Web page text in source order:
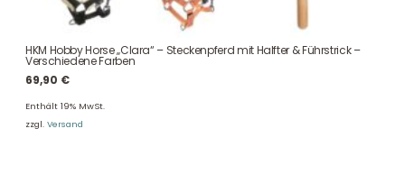
HKM Hobby Horse „Clara“ – Steckenpferd mit Halfter & Führstrick –
Verschiedene Farben
69,90 €
Enthält 19% MwSt.
zzgl. Versand